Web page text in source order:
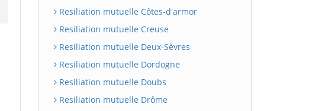
Resiliation mutuelle Côtes-d'armor
Resiliation mutuelle Creuse
Resiliation mutuelle Deux-Sèvres
Resiliation mutuelle Dordogne
Resiliation mutuelle Doubs
Resiliation mutuelle Drôme